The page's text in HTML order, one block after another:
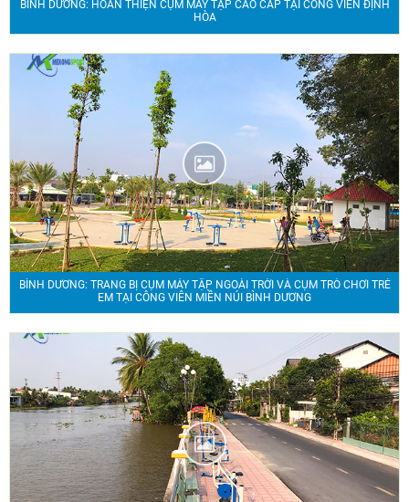
BÌNH DƯƠNG: HOÀN THIỆN CỤM MÁY TẬP CAO CẤP TẠI CÔNG VIÊN ĐỊNH
HÒA
BÌNH DƯƠNG: TRANG BỊ CỤM MÁY TẬP NGOÀI TRỜI VÀ CỤM TRÒ CHƠI TRẺ
EM TẠI CÔNG VIÊN MIỀN NÚI BÌNH DƯƠNG